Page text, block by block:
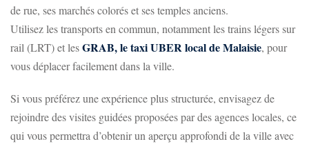
de rue, ses marchés colorés et ses temples anciens.
Utilisez les transports en commun, notamment les trains légers sur
rail (LRT) et lesGRAB, le taxi UBER local de Malaisie, pour
vous déplacer facilement dans la ville.
Si vous préférez une expérience plus structurée, envisagez de
rejoindre des visites guidées proposées par des agences locales, ce
qui vous permettra d’obtenir un aperçu approfondi de la ville avec